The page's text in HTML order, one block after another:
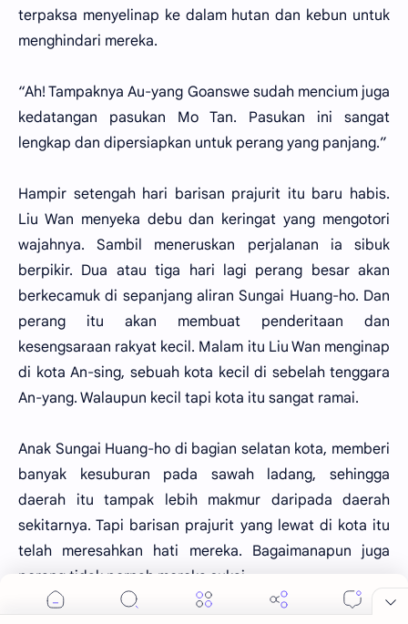
terpaksa menyelinap ke dalam hutan dan kebun untuk
menghindari mereka.
“Ah! Tampaknya Au-yang Goanswe sudah mencium juga
kedatangan pasukan Mo Tan. Pasukan ini sangat
lengkap dan dipersiapkan untuk perang yang panjang.”
Hampir setengah hari barisan prajurit itu baru habis.
Liu Wan menyeka debu dan keringat yang mengotori
wajahnya. Sambil meneruskan perjalanan ia sibuk
berpikir. Dua atau tiga hari lagi perang besar akan
berkecamuk di sepanjang aliran Sungai Huang-ho. Dan
perang itu akan membuat penderitaan dan
kesengsaraan rakyat kecil. Malam itu Liu Wan menginap
di kota An-sing, sebuah kota kecil di sebelah tenggara
An-yang. Walaupun kecil tapi kota itu sangat ramai.
Anak Sungai Huang-ho di bagian selatan kota, memberi
banyak kesuburan pada sawah ladang, sehingga
daerah itu tampak lebih makmur daripada daerah
sekitarnya. Tapi barisan prajurit yang lewat di kota itu
telah meresahkan hati mereka. Bagaimanapun juga
perang tidak pernah mereka sukai.